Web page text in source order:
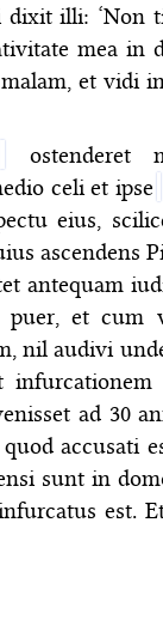
dixit illi: ‘Non
mea in
et vidi
ostenderet
celi et ipse
eius,
ascendens
antequam
puer, et cum
nil audivi
infurcationem
ad 30
accusati
sunt in
est.